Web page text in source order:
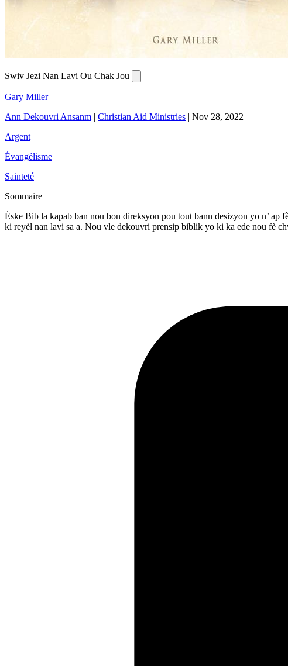
Swiv Jezi Nan Lavi Ou Chak Jou
Gary Miller
Ann Dekouvri Ansanm | Christian Aid Ministries | Nov 28, 2022
Argent
Évangélisme
Sainteté
Sommaire
Èske Bib la kapab ban nou bon direksyon pou tout bann desizyon yo n’
ki reyèl nan lavi sa a. Nou vle dekouvri prensip biblik yo ki ka ede nou fè